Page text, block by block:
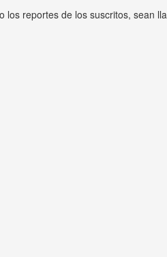
reportes de los suscritos, sean